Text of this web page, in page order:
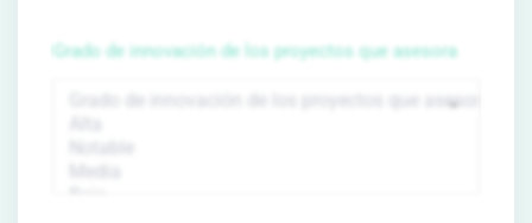
Grado de innovación de los proyectos que asesora